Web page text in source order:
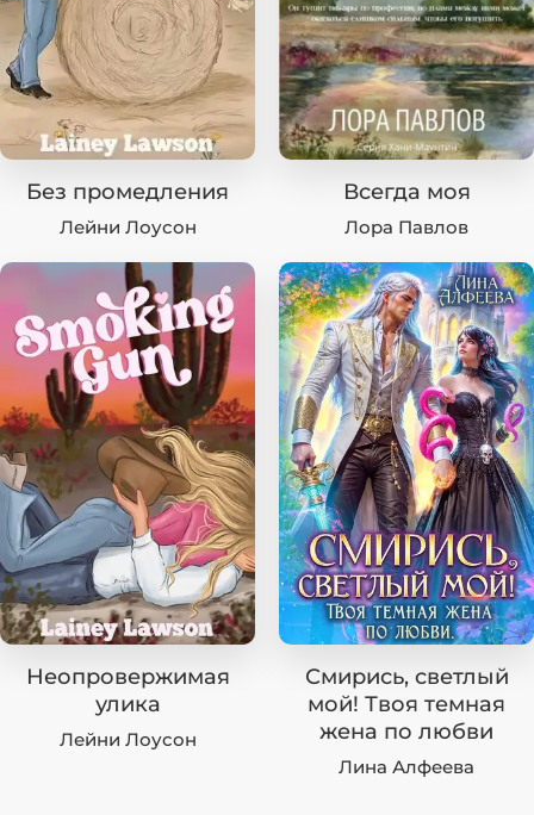
Без промедления
Лейни Лоусон
Всегда моя
Лора Павлов
Неопровержимая
улика
Лейни Лоусон
Смирись, светлый
мой! Твоя темная
жена по любви
Лина Алфеева